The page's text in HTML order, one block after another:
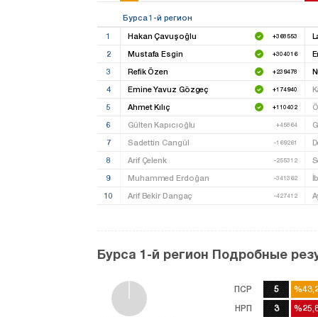
Бурса 1-й регион
1
Hakan Çavuşoğlu +368553
2 Mustafa Esgin +304016
3 Refik Özen +239478
4 Emine Yavuz Gözgeç +174940
5 Ahmet Kılıç +110402
6 Gülten Kapıcıoğlu +45864
7 Sadettin Cangül -169261
8 Arif Çelenk -255312
9 Muhammed Erdoğan -341362
10 Arif Bekir Dangaç -427412
Бурса 1-й регион Подробные
ПСР
НРП
5
3